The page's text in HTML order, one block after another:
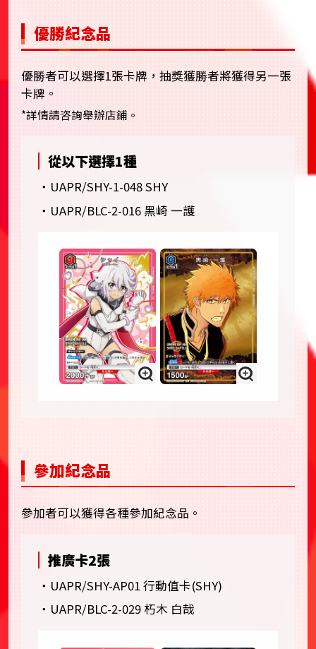
優勝紀念品
優勝者可以選擇1張卡牌，抽獎獲勝者將獲得另一張
卡牌。
*詳情請咨詢舉辦店鋪。
從以下選擇1種
・UAPR/SHY-1-048 SHY
・UAPR/BLC-2-016 黑崎 一護
參加紀念品
參加者可以獲得各種參加紀念品。
推廣卡2張
・UAPR/SHY-AP01 行動值卡(SHY)
・UAPR/BLC-2-029 朽木 白哉